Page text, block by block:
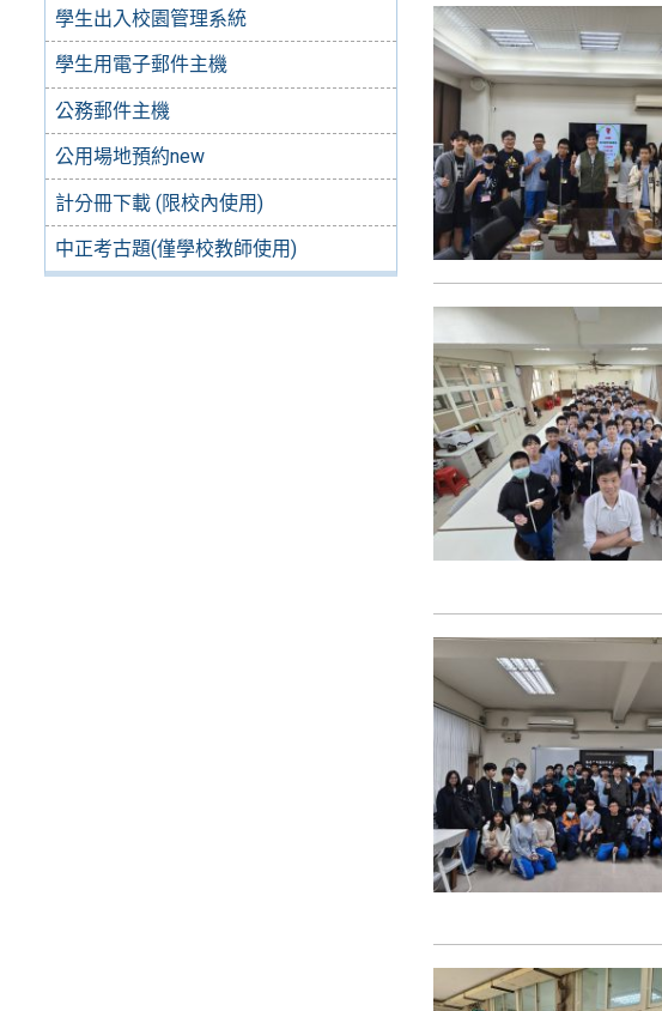
學生出入校園管理系統
學生用電子郵件主機
公務郵件主機
公用場地預約new
計分冊下載 (限校內使用)
中正考古題(僅學校教師使用)